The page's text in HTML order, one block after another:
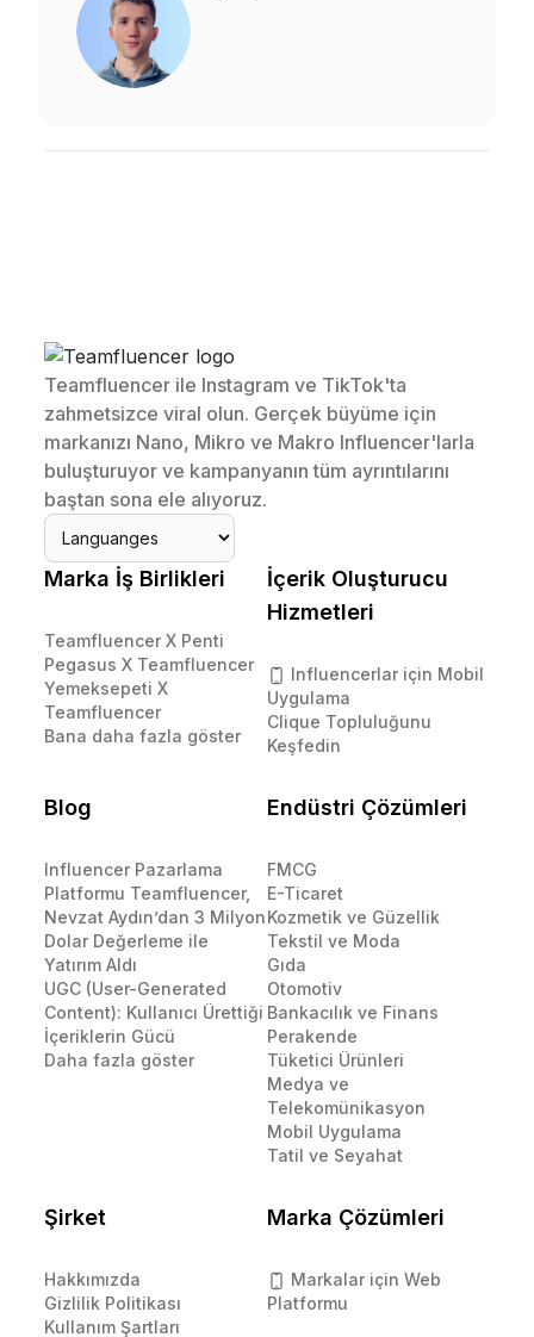
Teamfluencer ile Instagram ve TikTok'ta
zahmetsizce viral olun. Gerçek büyüme için
markanızı Nano, Mikro ve Makro Influencer'larla
buluşturuyor ve kampanyanın tüm ayrıntılarını
baştan sona ele alıyoruz.
Marka İş Birlikleri
Teamfluencer X Penti
Pegasus X Teamfluencer
Yemeksepeti X
Teamfluencer
Bana daha fazla göster
İçerik Oluşturucu
Hizmetleri
Influencerlar için Mobil
Uygulama
Clique Topluluğunu
Keşfedin
Blog
Influencer Pazarlama
Platformu Teamfluencer,
Nevzat Aydın’dan 3 Milyon
Dolar Değerleme ile
Yatırım Aldı
UGC (User-Generated
Content): Kullanıcı Ürettiği
İçeriklerin Gücü
Daha fazla göster
Endüstri Çözümleri
FMCG
E-Ticaret
Kozmetik ve Güzellik
Tekstil ve Moda
Gıda
Otomotiv
Bankacılık ve Finans
Perakende
Tüketici Ürünleri
Medya ve
Telekomünikasyon
Mobil Uygulama
Tatil ve Seyahat
Şirket
Hakkımızda
Gizlilik Politikası
Kullanım Şartları
Marka Çözümleri
Markalar için Web
Platformu